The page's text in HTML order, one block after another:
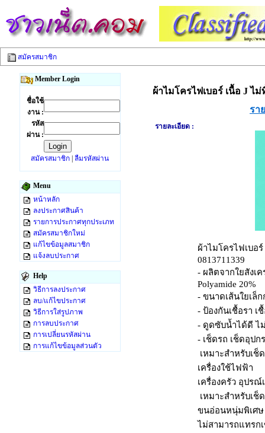
สมัครสมาชิก
Member Login
ชื่อใช้
งาน :
รหัส
ผ่าน :
สมัครสมาชิก ลืมรหัสผ่าน
Menu
หน้าหลัก
ลงประกาศสินค้า
รายการประกาศทุกประเภท
สมัครสมาชิกใหม่
แก้ไขข้อมูลสมาชิก
แจ้งลบประกาศ
Help
วิธีการลงประกาศ
ลบ/แก้ไขประกาศ
วิธีการใส่รูปภาพ
การลบประกาศ
การเปลี่ยนรหัสผ่าน
การแก้ไขข้อมูลส่วนตัว
ผ้าไมโครไฟเบอร์ เนื้อ J ไ
รา
รายละเอียด :
ผ้าไมโครไฟเบอ
0813711339
- ผลิตจากใยสังเค
Polyamide 20%
- ขนาดเส้นใยเล็ก
- ป้องกันเชื้อรา เ
- ดูดซับน้ำได้ดี ไ
- เช็ดรถ เช็ดอุปก
เหมาะสำหรับเช็
เครื่องใช้ไฟฟ้า
เครื่องครัว อุปรณ์
เหมาะสำหรับเช็
ขนอ่อนหนุ่มพิเศษ
ไม่สามารถแทรก